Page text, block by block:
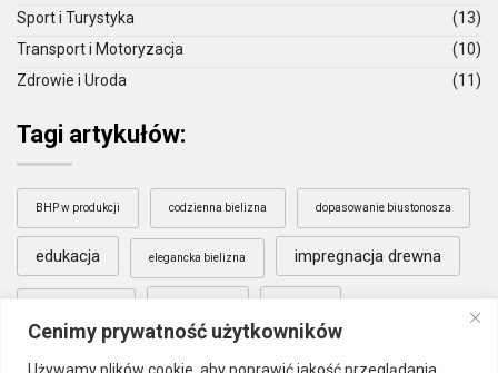
Cenimy prywatność użytkowników
Używamy plików cookie, aby poprawić jakość przeglądania,
Sport i Turystyka
(13)
Transport i Motoryzacja
(10)
Zdrowie i Uroda
(11)
Tagi artykułów:
BHP w produkcji codzienna bielizna dopasowanie biustonosza
edukacja elegancka bielizna impregnacja drewna